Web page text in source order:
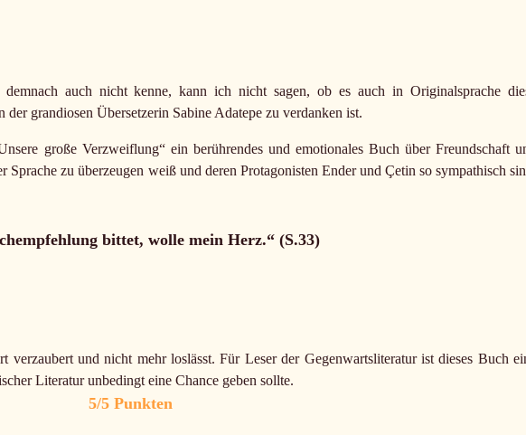
auch nicht kenne, kann ich nicht sagen, ob es auch in Originalsprache
grandiosen Übersetzerin Sabine Adatepe zu verdanken ist.
große Verzweiflung“ ein berührendes und emotionales Buch über Freundschaft
Sprache zu überzeugen weiß und deren Protagonisten Ender und Çetin so sympathisch
bittet, wolle mein Herz.“ (S.33)
verzaubert und nicht mehr loslässt. Für Leser der Gegenwartsliteratur ist dieses Buch
Literatur unbedingt eine Chance geben sollte.
5/5 Punkten